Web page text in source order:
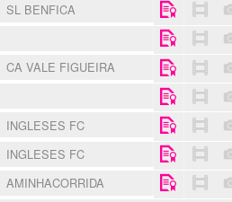
SL BENFICA
CA VALE FIGUEIRA
INGLESES FC
INGLESES FC
AMINHACORRIDA